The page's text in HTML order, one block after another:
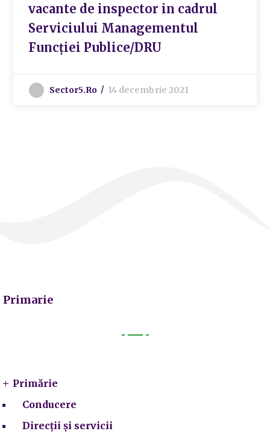
vacante de inspector in cadrul
Serviciului Managementul
Funcției Publice/DRU
Sector5.ro 14 decembrie 2021
Primarie
Primărie
Conducere
Direcții și servicii